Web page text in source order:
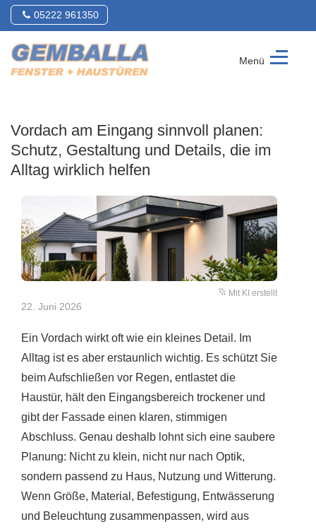
05222 961350
Haustüren
GmbH
Menü
Vordach am Eingang sinnvoll planen:
Schutz, Gestaltung und Details, die im
Alltag wirklich helfen
Mit KI erstellt
22. Juni 2026
Ein Vordach wirkt oft wie ein kleines Detail. Im
Alltag ist es aber erstaunlich wichtig. Es schützt Sie
beim Aufschließen vor Regen, entlastet die
Haustür, hält den Eingangsbereich trockener und
gibt der Fassade einen klaren, stimmigen
Abschluss. Genau deshalb lohnt sich eine saubere
Planung: Nicht zu klein, nicht nur nach Optik,
sondern passend zu Haus, Nutzung und Witterung.
Wenn Größe, Material, Befestigung, Entwässerung
und Beleuchtung zusammenpassen, wird aus